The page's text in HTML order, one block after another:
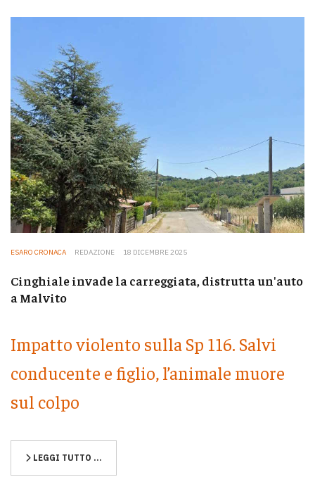
ESARO CRONACA REDAZIONE 18 DICEMBRE 2025
Cinghiale invade la carreggiata, distrutta un'auto
a Malvito
Impatto violento sulla Sp 116. Salvi
conducente e figlio, l’animale muore
sul colpo
LEGGI TUTTO …